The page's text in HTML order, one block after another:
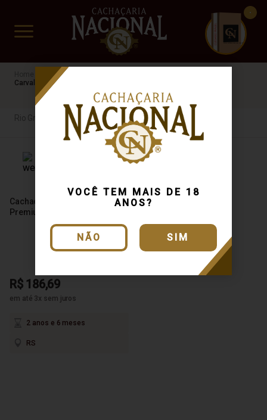
VOCÊ TEM MAIS DE 18
ANOS?
NÃO SIM
www.cachacarianacional.com.br
CUIDADO FRÁGIL
Cachaça
Carvalho
Rio Grande do Sul
Cachaça 30 Luas Weber Haus
Premium 500ml
R$ 186,69
em até 3x sem juros
2 anos e 6 meses
RS